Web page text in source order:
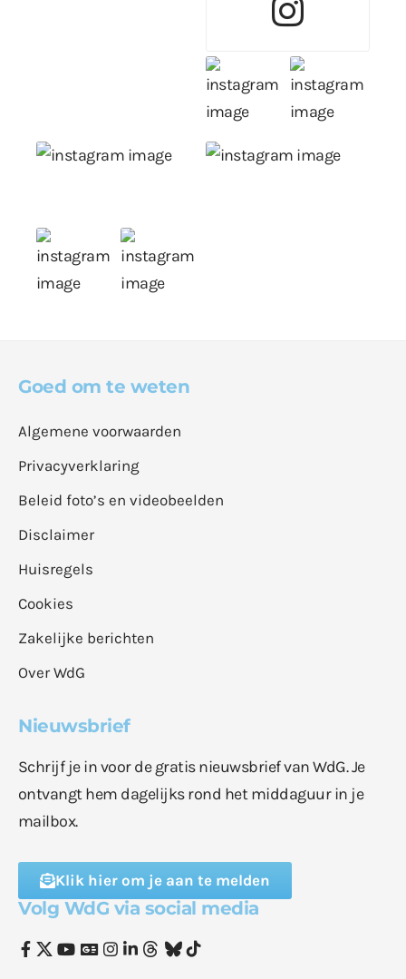
Goed om te weten
Algemene voorwaarden
Privacyverklaring
Beleid foto’s en videobeelden
Disclaimer
Huisregels
Cookies
Zakelijke berichten
Over WdG
Nieuwsbrief
Schrijf je in voor de gratis nieuwsbrief van WdG. Je
ontvangt hem dagelijks rond het middaguur in je
mailbox.
Klik hier om je aan te melden
Volg WdG via social media